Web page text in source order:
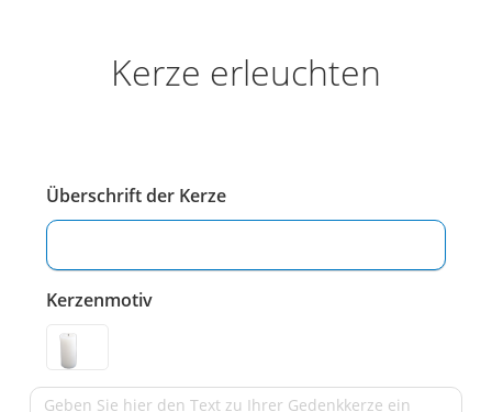
Kerze erleuchten
Überschrift der Kerze
Kerzenmotiv